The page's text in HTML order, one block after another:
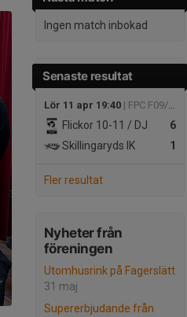
Ingen match inbokad
Senaste resultat
Lör 11 apr 19:40 | FPC F09/10 grupp B
6
Flickor 10-11 / DJ
1
Skillingaryds IK
Fler resultat
Nyheter från
föreningen
Utomhusrink på Fagerslätt
31 maj
Supererbjudande från